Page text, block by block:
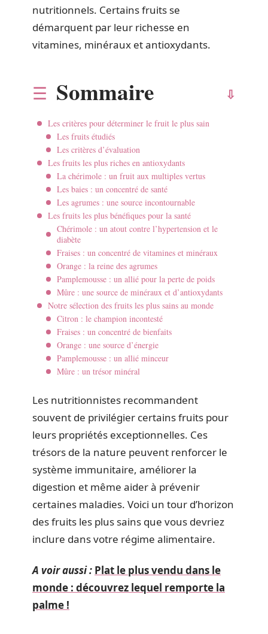
nutritionnels. Certains fruits se
démarquent par leur richesse en
vitamines, minéraux et antioxydants.
Sommaire
Les critères pour déterminer le fruit le plus sain
Les fruits étudiés
Les critères d’évaluation
Les fruits les plus riches en antioxydants
La chérimole : un fruit aux multiples vertus
Les baies : un concentré de santé
Les agrumes : une source incontournable
Les fruits les plus bénéfiques pour la santé
Chérimole : un atout contre l’hypertension et le
diabète
Fraises : un concentré de vitamines et minéraux
Orange : la reine des agrumes
Pamplemousse : un allié pour la perte de poids
Mûre : une source de minéraux et d’antioxydants
Notre sélection des fruits les plus sains au monde
Citron : le champion incontesté
Fraises : un concentré de bienfaits
Orange : une source d’énergie
Pamplemousse : un allié minceur
Mûre : un trésor minéral
Les nutritionnistes recommandent
souvent de privilégier certains fruits pour
leurs propriétés exceptionnelles. Ces
trésors de la nature peuvent renforcer le
système immunitaire, améliorer la
digestion et même aider à prévenir
certaines maladies. Voici un tour d’horizon
des fruits les plus sains que vous devriez
inclure dans votre régime alimentaire.
A voir aussi : Plat le plus vendu dans le
monde : découvrez lequel remporte la
palme !